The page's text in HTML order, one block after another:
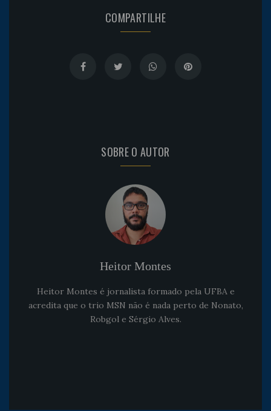
COMPARTILHE
SOBRE O AUTOR
Heitor Montes
Heitor Montes é jornalista formado pela UFBA e
acredita que o trio MSN não é nada perto de Nonato,
Robgol e Sérgio Alves.